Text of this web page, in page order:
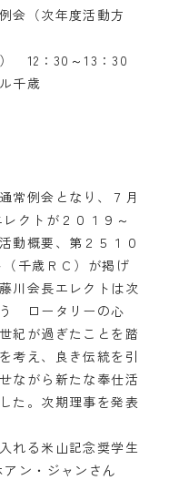
会（次年度活動方
12：30～13：30
千歳
常例会となり、７月
クトが２０１９～
動概要、第２５１０
千歳ＲＣ）が掲げ
川会長エレクトは次
ロータリーの心
紀が過ぎたことを踏
考え、良き伝統を引
ながら新たな奉仕活
た。次期理事を発表
れる米山記念奨学生
ン・ジャンさん